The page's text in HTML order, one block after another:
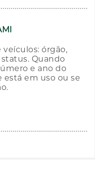
órgão,
Quando
e ano do
está em uso ou se